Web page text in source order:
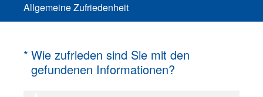
Allgemeine Zufriedenheit
* Wie zufrieden sind Sie mit den
gefundenen Informationen?
(Erforderlich.)